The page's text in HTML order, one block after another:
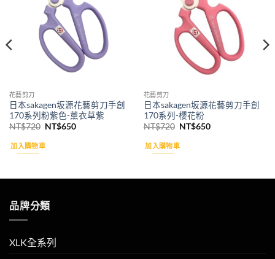
花藝剪刀
日本sakagen坂源花藝剪刀手創
170系列粉紫色-薰衣草紫
NT$720 原
價
格：
NT$650目
加入購物車
花藝剪刀
日本sakagen坂源花藝剪刀手創
170系列-櫻花粉
NT$720 原
價
格：
NT$650目
加入購物車
品牌分類
XLK全系列